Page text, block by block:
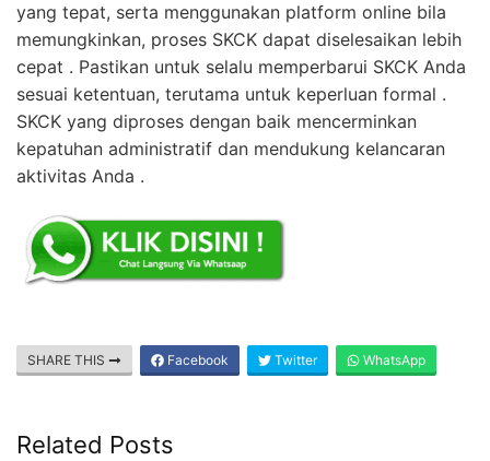
yang tepat, serta menggunakan platform online bila
memungkinkan, proses SKCK dapat diselesaikan lebih
cepat . Pastikan untuk selalu memperbarui SKCK Anda
sesuai ketentuan, terutama untuk keperluan formal .
SKCK yang diproses dengan baik mencerminkan
kepatuhan administratif dan mendukung kelancaran
aktivitas Anda .
SHARE THIS Facebook Twitter WhatsApp
Related Posts